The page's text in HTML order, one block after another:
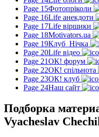
Page 15Фотопріколи
Page 16Life анекдоти
Page 17Life віршики
Page 18Motivators.ua
Page 19Клуб_Нічка
Page 20Life відео
Page 21ОК! форум
Page 22ОК! спільнота
Page 23ОК! клуб
Page 24Наш сайт
Подборка
Vyacheslav